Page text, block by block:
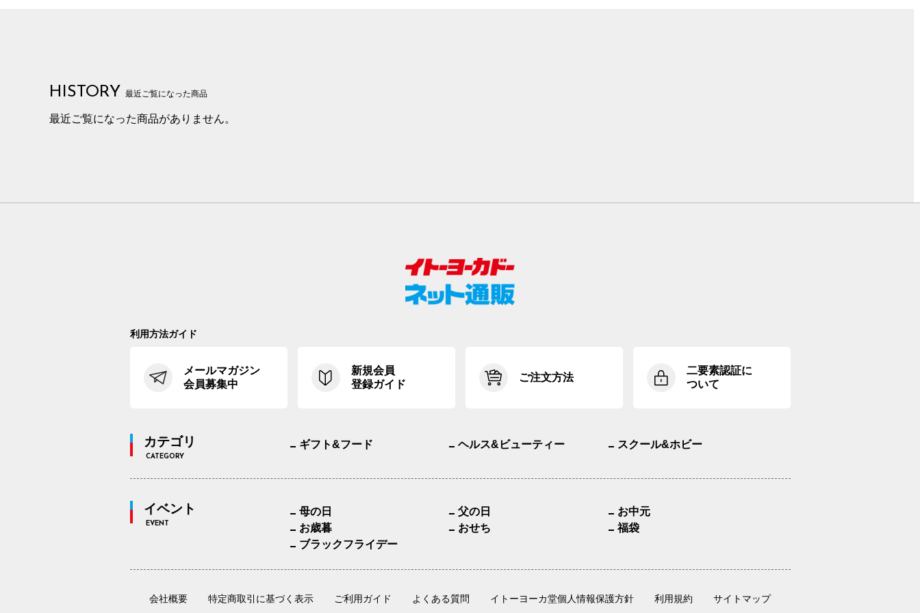
HISTORY 最近ご覧になった商品
最近ご覧になった商品がありません。
利用方法ガイド
メールマガジン
会員募集中
新規会員
登録ガイド
ご注文方法
二要素認証に
ついて
カテゴリ
CATEGORY
ギフト&フード ヘルス&ビューティー スクール&ホビー
イベント
EVENT
母の日 父の日
お中元
お歳暮
おせち
福袋
ブラックフライデー
会社概要 特定商取引に基づく表示 ご利用ガイド よくある質問 イトーヨーカ堂個人情報保護方針 利用規約 サイトマップ